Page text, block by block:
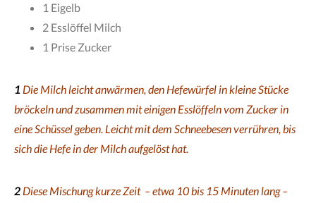
1 Eigelb
2 Esslöffel Milch
1 Prise Zucker
1 Die Milch leicht anwärmen, den Hefewürfel in kleine Stücke
bröckeln und zusammen mit einigen Esslöffeln vom Zucker in
eine Schüssel geben. Leicht mit dem Schneebesen verrühren, bis
sich die Hefe in der Milch aufgelöst hat.
2 Diese Mischung kurze Zeit – etwa 10 bis 15 Minuten lang –